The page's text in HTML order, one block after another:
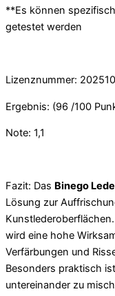
**Es können
getestet werden
Lizenznummer:
Ergebnis: (96 /100
Note: 1,1
Fazit: Das Binego
Lösung zur
wird eine hohe
Verfärbungen und
Besonders praktisch
untereinander zu